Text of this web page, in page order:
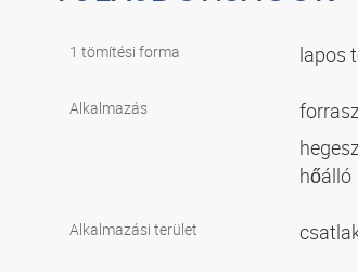
1 tömítési forma lapos
Alkalmazás
hőálló
Alkalmazási terület